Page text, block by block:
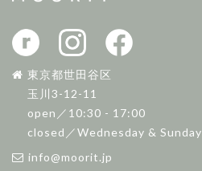
東京都世田谷区
玉川3-12-11
open／10:30 - 17:00
closed／Wednesday & Sunday
info@moorit.jp